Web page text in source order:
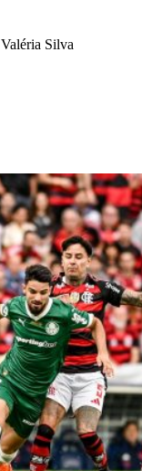
Valéria Silva